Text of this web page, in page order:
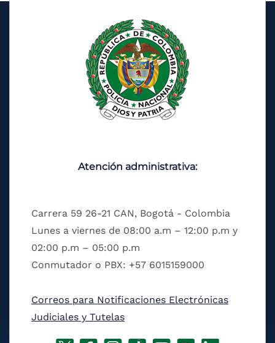
Atención administrativa:
Carrera 59 26-21 CAN, Bogotá - Colombia
Lunes a viernes de 08:00 a.m – 12:00 p.m y
02:00 p.m – 05:00 p.m
Conmutador o PBX: +57 6015159000
Correos para Notificaciones Electrónicas
Judiciales y Tutelas